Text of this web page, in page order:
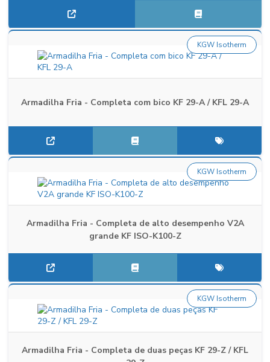
Armadilha Fria - Completa com bico KF 29-A / KFL 29-A
KGW Isotherm
Armadilha Fria - Completa de alto desempenho V2A
grande KF ISO-K100-Z
KGW Isotherm
Armadilha Fria - Completa de duas peças KF 29-Z / KFL
KGW Isotherm